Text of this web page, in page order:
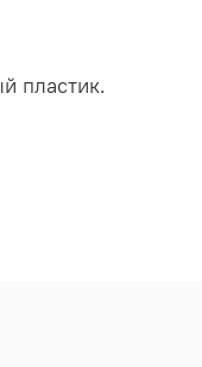
пластик.